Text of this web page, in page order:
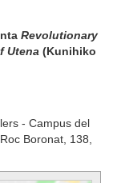
Revolutionary
Utena (Kunihiko
- Campus del
Boronat, 138,